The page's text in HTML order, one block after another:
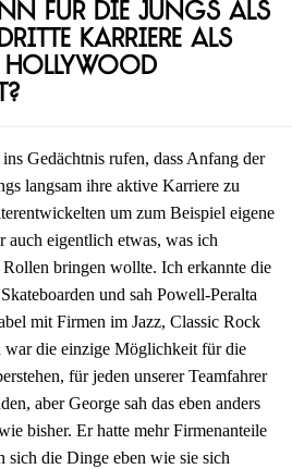
für die Jungs als
dritte Karriere als
Hollywood
Gedächtnis rufen, dass Anfang der
langsam ihre aktive Karriere zu
um zum Beispiel eigene
auch eigentlich etwas, was ich
bringen wollte. Ich erkannte die
und sah Powell-Peralta
mit Firmen im Jazz, Classic Rock
war die einzige Möglichkeit für die
für jeden unserer Teamfahrer
aber George sah das eben anders
bisher. Er hatte mehr Firmenanteile
sich die Dinge eben wie sie sich